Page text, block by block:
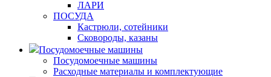
ЛАРИ
ПОСУДА
Кастрюли, сотейники
Сковороды, казаны
Посудомоечные машины
Посудомоечные машины
Расходные материалы и комплектующие